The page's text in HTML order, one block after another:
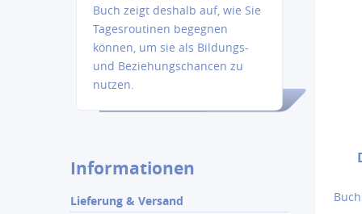
Buch zeigt deshalb auf, wie Sie
Tagesroutinen begegnen
können, um sie als Bildungs-
und Beziehungschancen zu
nutzen.
Informationen
Lieferung & Versand